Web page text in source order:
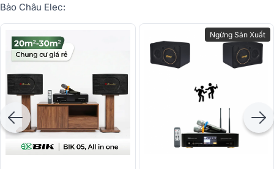
Bảo Châu Elec:
Ngừng Sản Xuất